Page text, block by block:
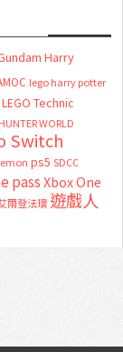
Harry
lego harry potter
LEGO Technic
WORLD
Switch
ps5 SDCC
passXbox One
爾登法環 遊戲人